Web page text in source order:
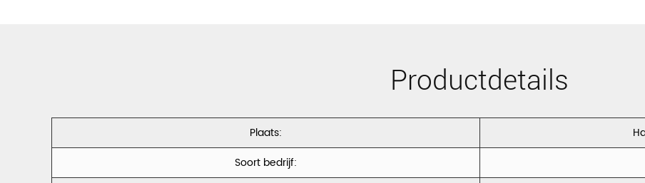
Productdetails
Plaats:
Soort bedrijf: